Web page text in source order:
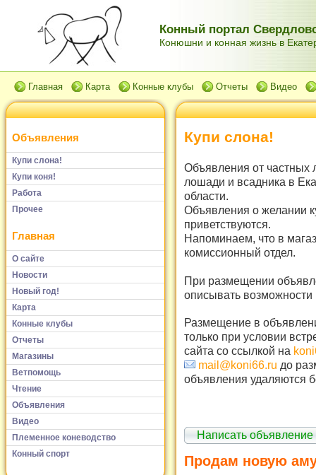
Конный портал
Конюшни и конная жизнь в
Главная Карта Конные клубы Отчеты Видео
Объявления
Купи слона!
Купи коня!
Работа
Прочее
Главная
О сайте
Новости
Новый год!
Карта
Конные клубы
Отчеты
Магазины
Ветпомощь
Чтение
Объявления
Видео
Племенное коневодство
Конный спорт
Купи слона!
Объявления от частных
лошади и всадника в
области.
Объявления о желании
приветствуются.
Напоминаем, что в
комиссионный отдел.
При размещении
описывать возможности
Размещение в
только при условии
сайта со ссылкой на
mail@koni66.ru до
объявления удаляются
Написать объявление
Продам новую